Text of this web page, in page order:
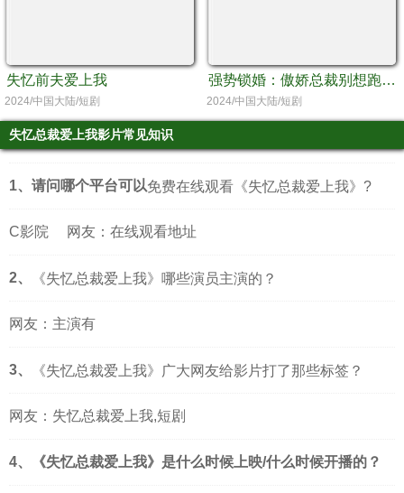
失忆前夫爱上我
2024/中国大陆/短剧
强势锁婚：傲娇总裁别想跑 （夫人强撩，总裁你别跑）
2024/中国大陆/短剧
失忆总裁爱上我影片常见知识
1、请问哪个平台可以免费在线观看《失忆总裁爱上我》?
C影院 网友：在线观看地址
2、 《失忆总裁爱上我》哪些演员主演的？
网友：主演有
3、 《失忆总裁爱上我》广大网友给影片打了那些标签？
网友：失忆总裁爱上我,短剧
4、《失忆总裁爱上我》是什么时候上映/什么时候开播的？